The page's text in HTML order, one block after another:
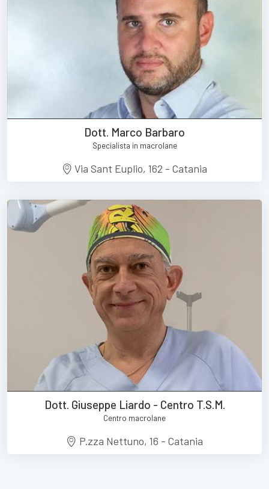
Dott. Marco Barbaro
Specialista in macrolane
Via Sant Euplio, 162 - Catania
Dott. Giuseppe Liardo - Centro T.S.M.
Centro macrolane
P.zza Nettuno, 16 - Catania